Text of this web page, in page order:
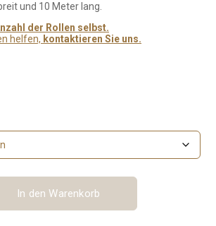
und 10 Meter lang.
der Rollen selbst.
helfen, kontaktieren Sie uns.
In den Warenkorb